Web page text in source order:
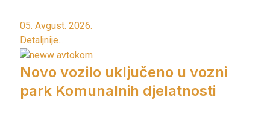
05. Avgust. 2026.
Detaljnije...
Novo vozilo uključeno u vozni
park Komunalnih djelatnosti